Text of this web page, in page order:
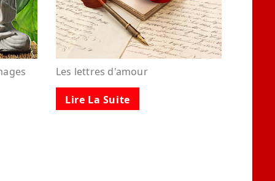
Les lettres d'amour
Lire La Suite